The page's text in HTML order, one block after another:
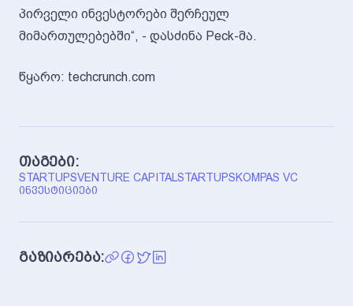
პირველი ინვესტორები შერჩეულ
მიმართულებებში“, - დასძინა Peck-მა.
წყარო: techcrunch.com
თაგები:
STARTUPSVENTURE CAPITALSTARTUPSKOMPAS VC
ᲘᲜᲕᲔᲡᲢᲘᲪᲘᲔᲑᲘ
გაზიარება: